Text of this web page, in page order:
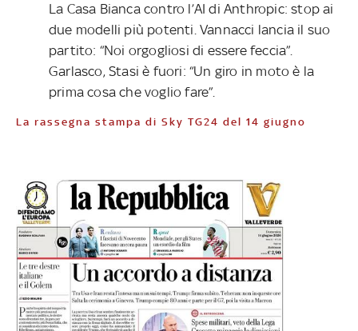
La Casa Bianca contro l’AI di Anthropic: stop ai
due modelli più potenti. Vannacci lancia il suo
partito: “Noi orgogliosi di essere feccia”.
Garlasco, Stasi è fuori: “Un giro in moto è la
prima cosa che voglio fare”.
La rassegna stampa di Sky TG24 del 14 giugno